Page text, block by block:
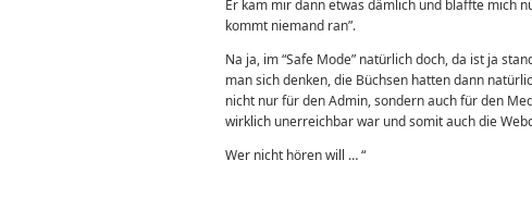
Er kam mir dann etwas dämlich und blaffte mich
kommt niemand ran”.
Na ja, im “Safe Mode” natürlich doch, da ist ja
man sich denken, die Büchsen hatten dann
nicht nur für den Admin, sondern auch für den
wirklich unerreichbar war und somit auch die
Wer nicht hören will … “